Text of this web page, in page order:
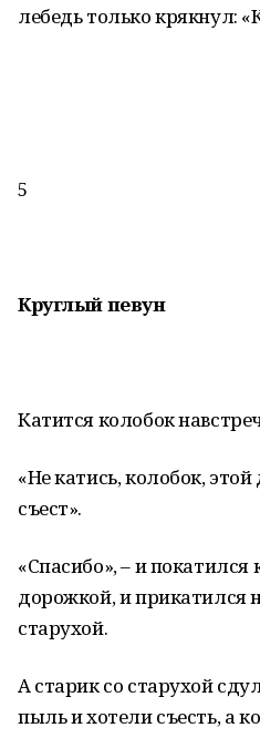
лебедь только крякнул:
5
Круглый певун
Катится колобок
«Не катись, колобок,
съест».
«Спасибо», – и покатился
дорожкой, и прикатился
старухой.
А старик со старухой
пыль и хотели съесть, а